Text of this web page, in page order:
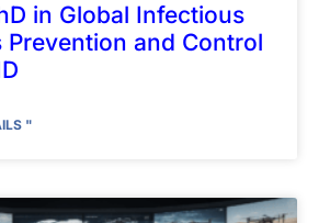
in Global Infectious
Prevention and Control
"